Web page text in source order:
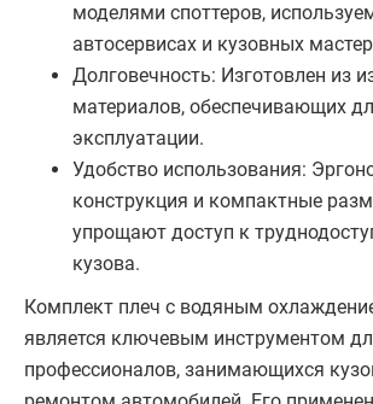
моделями споттеров,
автосервисах и кузовных
Долговечность: Изготовлен из
материалов, обеспечивающих
эксплуатации.
Удобство использования:
конструкция и компактные
упрощают доступ к
кузова.
Комплект плеч с водяным
является ключевым инструментом
профессионалов, занимающихся